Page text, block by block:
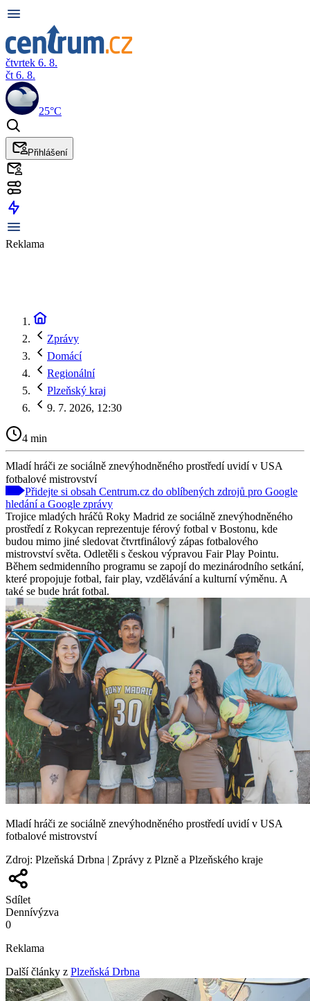
čtvrtek 6. 8.
čt 6. 8.
25°C
Přihlášení
Reklama
Zprávy
Domácí
Regionální
Plzeňský kraj
9. 7. 2026, 12:30
4 min
Mladí hráči ze sociálně znevýhodněného prostředí uvidí v USA
fotbalové mistrovství
Přidejte si obsah Centrum.cz do oblíbených zdrojů pro Google
hledání a Google zprávy
Trojice mladých hráčů Roky Madrid ze sociálně znevýhodněného
prostředí z Rokycan reprezentuje férový fotbal v Bostonu, kde
budou mimo jiné sledovat čtvrtfinálový zápas fotbalového
mistrovství světa. Odletěli s českou výpravou Fair Play Pointu.
Během sedmidenního programu se zapojí do mezinárodního setkání,
které propojuje fotbal, fair play, vzdělávání a kulturní výměnu. A
také se bude hrát fotbal.
Mladí hráči ze sociálně znevýhodněného prostředí uvidí v USA
fotbalové mistrovství
Zdroj: Plzeňská Drbna | Zprávy z Plzně a Plzeňského kraje
Sdílet
Dennívýzva
0
Reklama
Další články z Plzeňská Drbna